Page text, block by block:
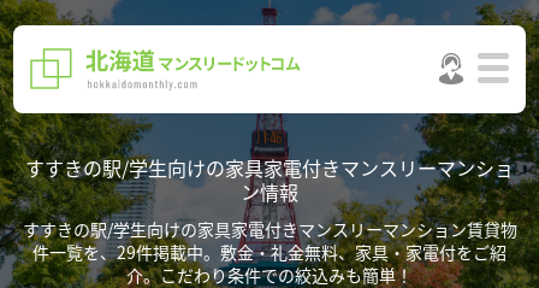
すすきの駅/学生向けの家具家電付きマンスリーマンショ
ン情報
すすきの駅/学生向けの家具家電付きマンスリーマンション賃貸物
件一覧を、29件掲載中。敷金・礼金無料、家具・家電付をご紹
介。こだわり条件での絞込みも簡単！